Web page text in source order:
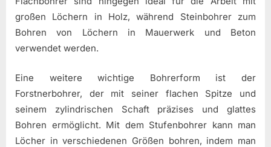
großen Löchern in Holz, während Steinbohrer zum
Bohren von Löchern in Mauerwerk und Beton
verwendet werden.
Eine weitere wichtige Bohrerform ist der
Forstnerbohrer, der mit seiner flachen Spitze und
seinem zylindrischen Schaft präzises und glattes
Bohren ermöglicht. Mit dem Stufenbohrer kann man
Löcher in verschiedenen Größen bohren, indem man